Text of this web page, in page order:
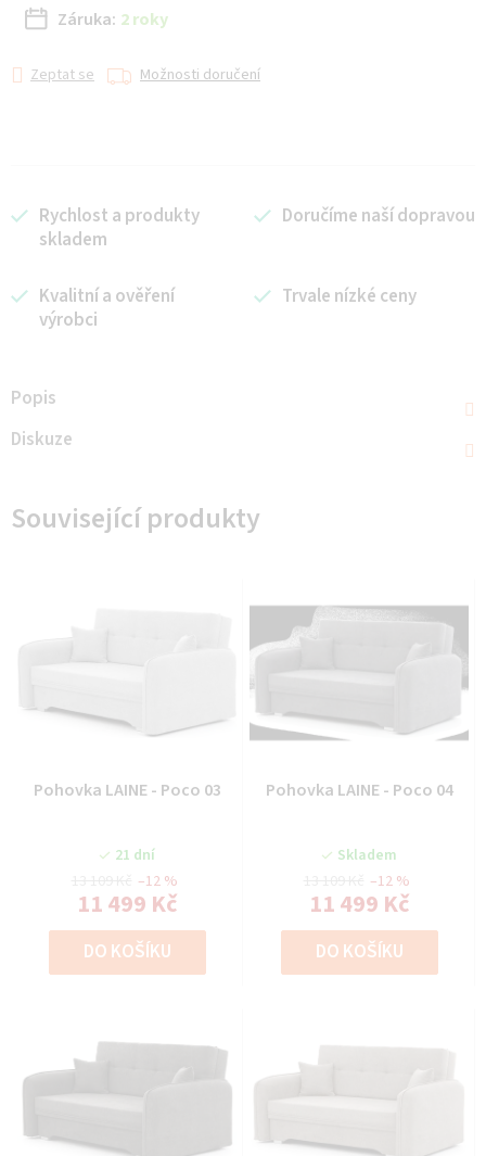
Záruka: 2 roky
Zeptat se Možnosti doručení
Rychlost a produkty
skladem
Doručíme naší dopravou
Kvalitní a ověření
výrobci
Trvale nízké ceny
Popis
Diskuze
Související produkty
Pohovka LAINE - Poco 03
21 dní
11 499 Kč
–12 %
DO KOŠÍKU
Pohovka LAINE - Poco 04
Skladem
11 499 Kč
–12 %
DO KOŠÍKU